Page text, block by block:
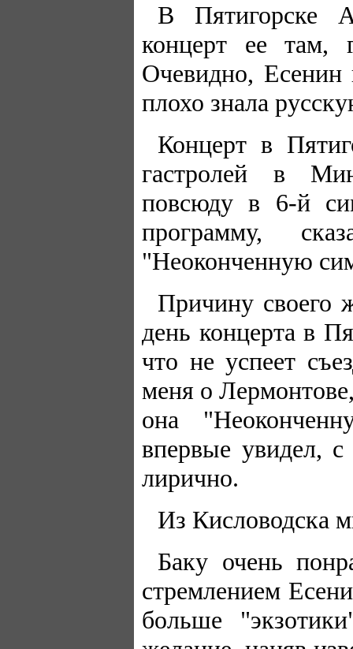
В Пятигорске
концерт ее там,
Очевидно,
плохо знала
Концерт в
гастролей в
повсюду в 6-й
программу,
"Неоконченную
Причину своего
день концерта в
что не успеет
меня о
она
впервые увидел,
лирично.
Из Кисловодска
Баку очень
стремлением
больше